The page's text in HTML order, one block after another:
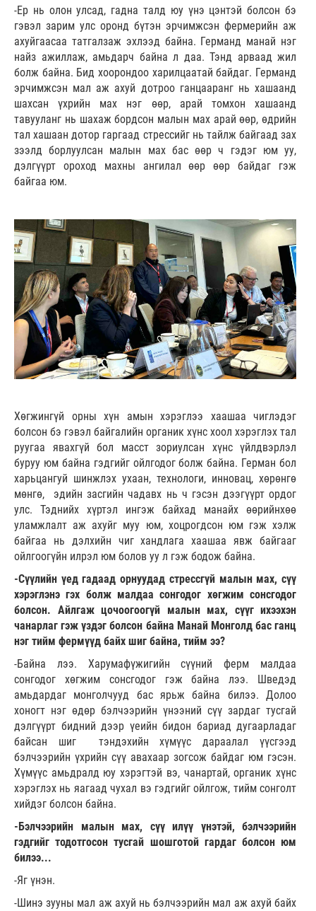
-Ер нь олон улсад, гадна талд юу үнэ цэнтэй болсон бэ
гэвэл зарим улс оронд бүтэн эрчимжсэн фермерийн аж
ахуйгаасаа татгалзаж эхлээд байна. Германд манай нэг
найз ажиллаж, амьдарч байна л даа. Тэнд арваад жил
болж байна. Бид хоорондоо харилцаатай байдаг. Германд
эрчимжсэн мал аж ахуй дотроо ганцааранг нь хашаанд
шахсан үхрийн мах нэг өөр, арай томхон хашаанд
тавууланг нь шахаж бордсон малын мах арай өөр, өдрийн
тал хашаан дотор гаргаад стрессийг нь тайлж байгаад зах
зээлд борлуулсан малын мах бас өөр ч гэдэг юм уу,
дэлгүүрт ороход махны ангилал өөр өөр байдаг гэж
байгаа юм.
Хөгжингүй орны хүн амын хэрэглээ хаашаа чиглэдэг
болсон бэ гэвэл байгалийн органик хүнс хоол хэрэглэх тал
руугаа явахгүй бол масст зориулсан хүнс үйлдвэрлэл
буруу юм байна гэдгийг ойлгодог болж байна. Герман бол
харьцангуй шинжлэх ухаан, технологи, инновац, хөрөнгө
мөнгө, эдийн засгийн чадавх нь ч гэсэн дээгүүрт ордог
улс. Тэднийх хүртэл ингэж байхад манайх өөрийнхөө
уламжлалт аж ахуйг муу юм, хоцрогдсон юм гэж хэлж
байгаа нь дэлхийн чиг хандлага хаашаа явж байгааг
ойлгоогүйн илрэл юм болов уу л гэж бодож байна.
-Сүүлийн үед гадаад орнуудад стрессгүй малын мах, сүү
хэрэглэнэ гэх болж малдаа сонгодог хөгжим сонсгодог
болсон. Айлгаж цочоогоогүй малын мах, сүүг ихээхэн
чанарлаг гэж үздэг болсон байна Манай Монголд бас ганц
нэг тийм фермүүд байх шиг байна, тийм ээ?
-Байна лээ. Харумафүжигийн сүүний ферм малдаа
сонгодог хөгжим сонсгодог гэж байна лээ. Шведэд
амьдардаг монголчууд бас ярьж байна билээ. Долоо
хоногт нэг өдөр бэлчээрийн үнээний сүү зардаг тусгай
дэлгүүрт бидний дээр үеийн бидон бариад дугаарладаг
байсан шиг тэндэхийн хүмүүс дараалал үүсгээд
бэлчээрийн үхрийн сүү авахаар зогсож байдаг юм гэсэн.
Хүмүүс амьдралд юу хэрэгтэй вэ, чанартай, органик хүнс
хэрэглэх нь яагаад чухал вэ гэдгийг ойлгож, тийм сонголт
хийдэг болсон байна.
-Бэлчээрийн малын мах, сүү илүү үнэтэй, бэлчээрийн
гэдгийг тодотгосон тусгай шошготой гардаг болсон юм
билээ...
-Яг үнэн.
-Шинэ зууны мал аж ахуй нь бэлчээрийн мал аж ахуй байх